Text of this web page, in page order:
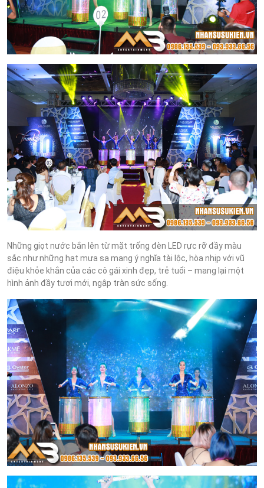
Những giọt nước bắn lên từ mặt trống đèn LED rực rỡ đầy màu
sắc như những hạt mưa sa mang ý nghĩa tài lộc, hòa nhịp với vũ
điệu khỏe khắn của các cô gái xinh đẹp, trẻ tuổi – mang lại một
hình ảnh đầy tươi mới, ngập tràn sức sống.